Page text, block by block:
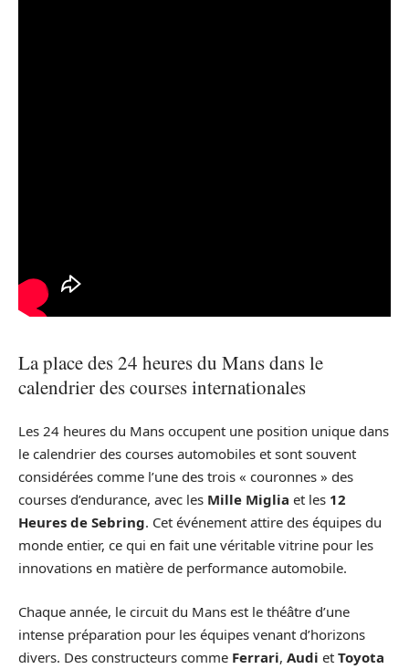
La place des 24 heures du Mans dans le
calendrier des courses internationales
Les 24 heures du Mans occupent une position unique dans
le calendrier des courses automobiles et sont souvent
considérées comme l’une des trois « couronnes » des
courses d’endurance, avec les Mille Miglia et les 12
Heures de Sebring. Cet événement attire des équipes du
monde entier, ce qui en fait une véritable vitrine pour les
innovations en matière de performance automobile.
Chaque année, le circuit du Mans est le théâtre d’une
intense préparation pour les équipes venant d’horizons
divers. Des constructeurs comme Ferrari, Audi et Toyota